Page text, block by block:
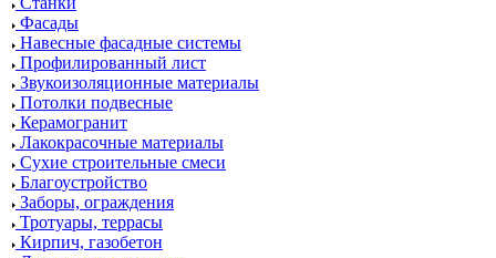
Фасады
Навесные фасадные системы
Профилированный лист
Звукоизоляционные материалы
Потолки подвесные
Керамогранит
Лакокрасочные материалы
Сухие строительные смеси
Благоустройство
Заборы, ограждения
Тротуары, террасы
Кирпич, газобетон